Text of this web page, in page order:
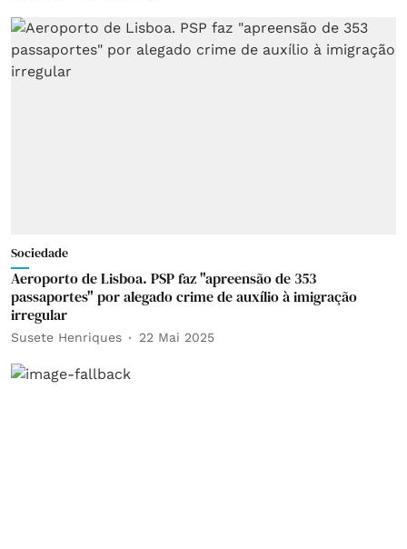
Sociedade
Aeroporto de Lisboa. PSP faz "apreensão de 353
passaportes" por alegado crime de auxílio à imigração
irregular
Susete Henriques 22 Mai 2025